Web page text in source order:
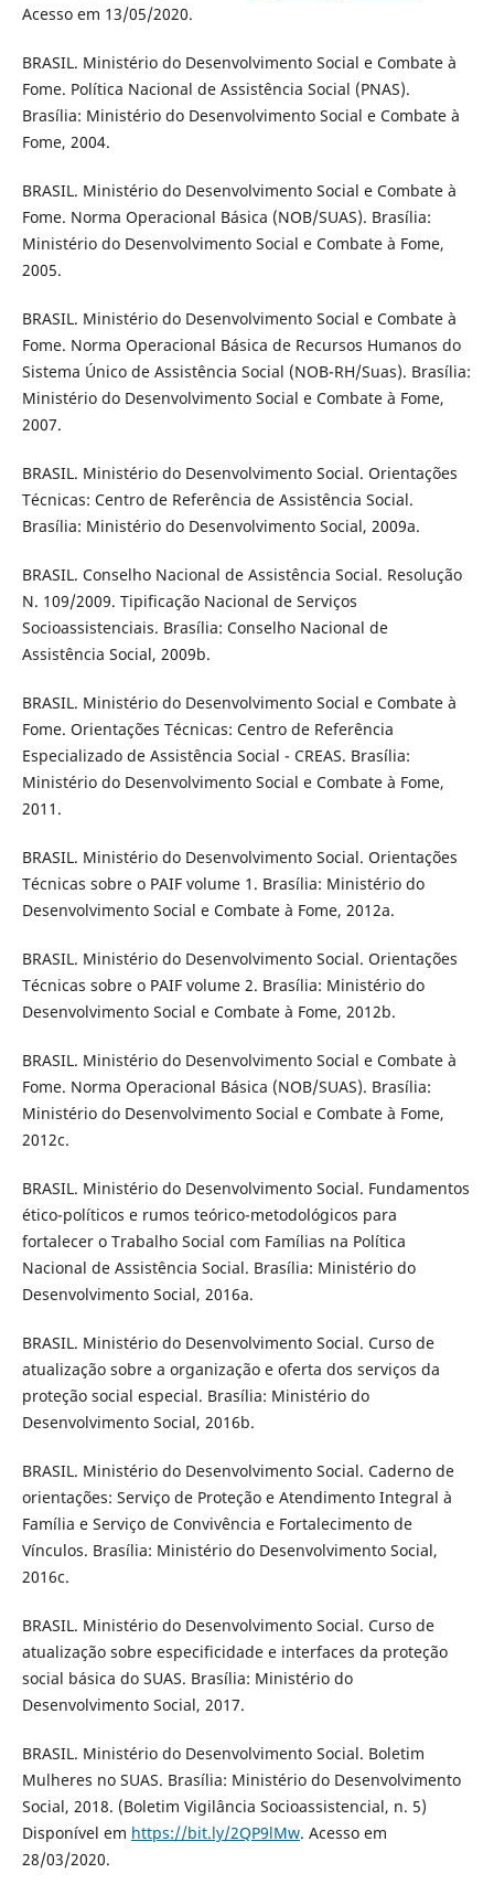
Acesso em 13/05/2020.
BRASIL. Ministério do Desenvolvimento Social e Combate à
Fome. Política Nacional de Assistência Social (PNAS).
Brasília: Ministério do Desenvolvimento Social e Combate à
Fome, 2004.
BRASIL. Ministério do Desenvolvimento Social e Combate à
Fome. Norma Operacional Básica (NOB/SUAS). Brasília:
Ministério do Desenvolvimento Social e Combate à Fome,
2005.
BRASIL. Ministério do Desenvolvimento Social e Combate à
Fome. Norma Operacional Básica de Recursos Humanos do
Sistema Único de Assistência Social (NOB-RH/Suas). Brasília:
Ministério do Desenvolvimento Social e Combate à Fome,
2007.
BRASIL. Ministério do Desenvolvimento Social. Orientações
Técnicas: Centro de Referência de Assistência Social.
Brasília: Ministério do Desenvolvimento Social, 2009a.
BRASIL. Conselho Nacional de Assistência Social. Resolução
N. 109/2009. Tipificação Nacional de Serviços
Socioassistenciais. Brasília: Conselho Nacional de
Assistência Social, 2009b.
BRASIL. Ministério do Desenvolvimento Social e Combate à
Fome. Orientações Técnicas: Centro de Referência
Especializado de Assistência Social - CREAS. Brasília:
Ministério do Desenvolvimento Social e Combate à Fome,
2011.
BRASIL. Ministério do Desenvolvimento Social. Orientações
Técnicas sobre o PAIF volume 1. Brasília: Ministério do
Desenvolvimento Social e Combate à Fome, 2012a.
BRASIL. Ministério do Desenvolvimento Social. Orientações
Técnicas sobre o PAIF volume 2. Brasília: Ministério do
Desenvolvimento Social e Combate à Fome, 2012b.
BRASIL. Ministério do Desenvolvimento Social e Combate à
Fome. Norma Operacional Básica (NOB/SUAS). Brasília:
Ministério do Desenvolvimento Social e Combate à Fome,
2012c.
BRASIL. Ministério do Desenvolvimento Social. Fundamentos
ético-políticos e rumos teórico-metodológicos para
fortalecer o Trabalho Social com Famílias na Política
Nacional de Assistência Social. Brasília: Ministério do
Desenvolvimento Social, 2016a.
BRASIL. Ministério do Desenvolvimento Social. Curso de
atualização sobre a organização e oferta dos serviços da
proteção social especial. Brasília: Ministério do
Desenvolvimento Social, 2016b.
BRASIL. Ministério do Desenvolvimento Social. Caderno de
orientações: Serviço de Proteção e Atendimento Integral à
Família e Serviço de Convivência e Fortalecimento de
Vínculos. Brasília: Ministério do Desenvolvimento Social,
2016c.
BRASIL. Ministério do Desenvolvimento Social. Curso de
atualização sobre especificidade e interfaces da proteção
social básica do SUAS. Brasília: Ministério do
Desenvolvimento Social, 2017.
BRASIL. Ministério do Desenvolvimento Social. Boletim
Mulheres no SUAS. Brasília: Ministério do Desenvolvimento
Social, 2018. (Boletim Vigilância Socioassistencial, n. 5)
Disponível em https://bit.ly/2QP9lMw. Acesso em
28/03/2020.